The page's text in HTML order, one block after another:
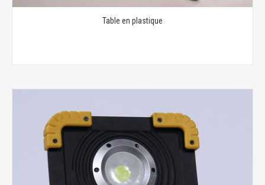
Table en plastique